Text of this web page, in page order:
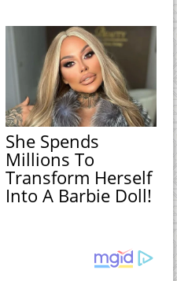
She Spends
Millions To
Transform Herself
Into A Barbie Doll!